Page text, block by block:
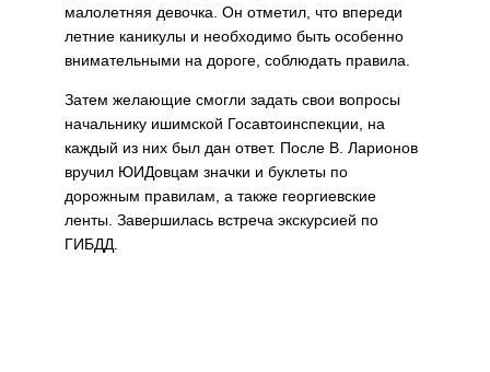
малолетняя девочка. Он отметил, что впереди
летние каникулы и необходимо быть особенно
внимательными на дороге, соблюдать правила.
Затем желающие смогли задать свои вопросы
начальнику ишимской Госавтоинспекции, на
каждый из них был дан ответ. После В. Ларионов
вручил ЮИДовцам значки и буклеты по
дорожным правилам, а также георгиевские
ленты. Завершилась встреча экскурсией по
ГИБДД.